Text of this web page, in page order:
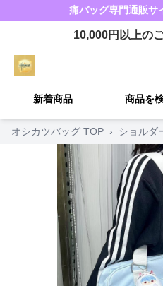
痛バッグ専門通販サ
10,000円以上の
新着商品 商品を
オシカツバッグ TOP › ショルダ